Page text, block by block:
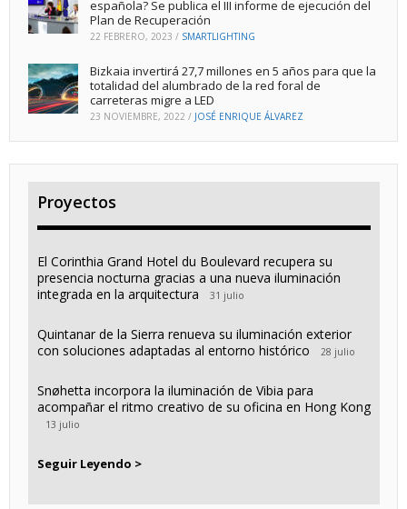
española? Se publica el III informe de ejecución del
Plan de Recuperación
22 FEBRERO, 2023 / SMARTLIGHTING
Bizkaia invertirá 27,7 millones en 5 años para que la
totalidad del alumbrado de la red foral de
carreteras migre a LED
23 NOVIEMBRE, 2022 / JOSÉ ENRIQUE ÁLVAREZ
Proyectos
El Corinthia Grand Hotel du Boulevard recupera su
presencia nocturna gracias a una nueva iluminación
integrada en la arquitectura
31 julio
Quintanar de la Sierra renueva su iluminación exterior
con soluciones adaptadas al entorno histórico
28 julio
Snøhetta incorpora la iluminación de Vibia para
acompañar el ritmo creativo de su oficina en Hong Kong
13 julio
Seguir Leyendo >